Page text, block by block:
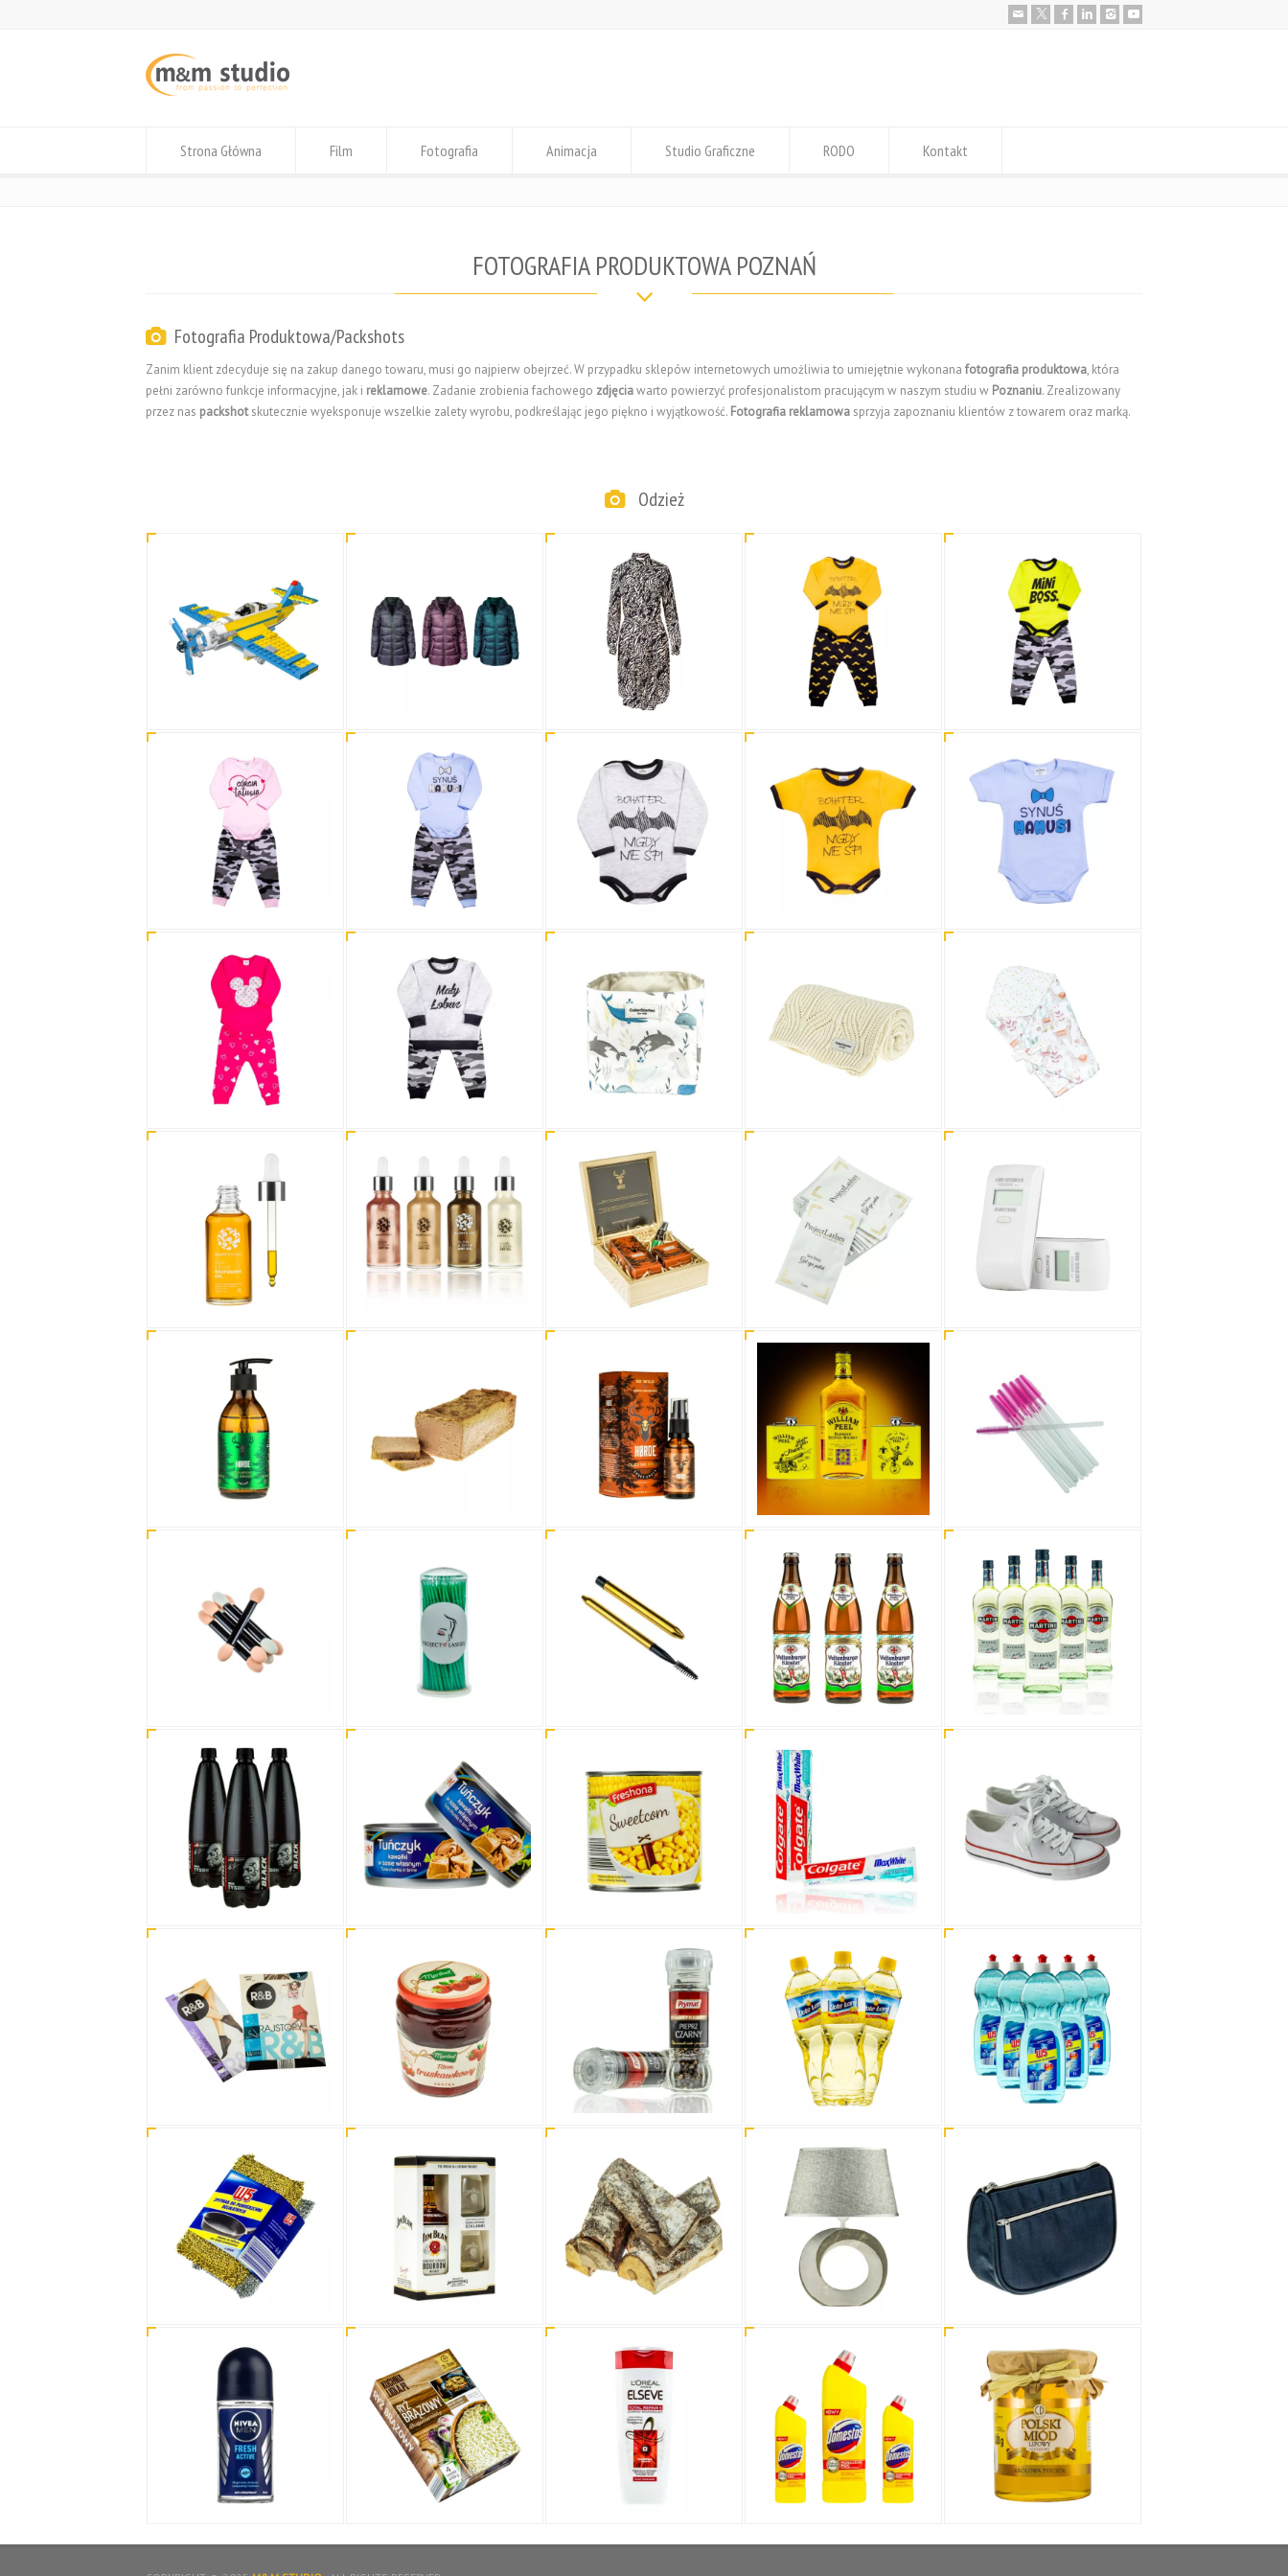
Strona Główna Film Fotografia Animacja Studio Graficzne RODO Kontakt
FOTOGRAFIA PRODUKTOWA POZNAŃ
Fotografia Produktowa/Packshots
Zanim klient zdecyduje się na zakup danego towaru, musi go najpierw obejrzeć. W przypadku sklepów internetowych umożliwia to umiejętnie wykonana fotografia produktowa, która
pełni zarówno funkcje informacyjne, jak i reklamowe. Zadanie zrobienia fachowego zdjęciawarto powierzyć profesjonalistom pracującym w naszym studiu w Poznaniu. Zrealizowany
przez nas packshotskutecznie wyeksponuje wszelkie zalety wyrobu, podkreślając jego piękno i wyjątkowość. Fotografia reklamowa sprzyja zapoznaniu klientów z towarem oraz marką.
Odzież